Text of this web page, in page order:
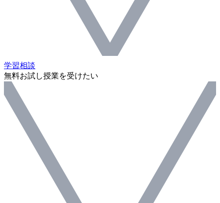
学習相談
無料お試し授業を受けたい